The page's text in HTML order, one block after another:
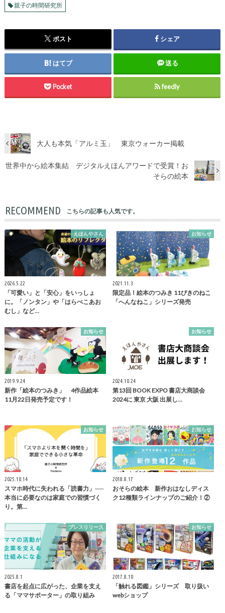
親子の時間研究所
ポスト シェア
はてブ 送る
Pocket feedly
大人も本気「アルミ玉」 東京ウォーカー掲載
世界中から絵本集結 デジタルえほんアワードで受賞！お
そらの絵本
RECOMMEND こちらの記事も人気です。
えほんやさん
2026.5.22
「可愛い」と「安心」をいっしょ
に。「ノンタン」や「はらぺこあお
むし」など…
お知らせ
2021.11.3
限定品！絵本のつみき 11ぴきのねこ
「へんなねこ」シリーズ発売
お知らせ
2019.9.24
新作「絵本のつみき」 4作品絵本
11月22日発売予定です！
お知らせ
2024.10.24
第13回 BOOK EXPO 書店大商談会
2024に 東京 大阪 出展し…
お知らせ
2025.10.14
スマホ時代に失われる「読書力」──
本当に必要なのは家庭での習慣づく
り。第…
お知らせ
2018.8.17
おそらの絵本 新作おはなしディス
ク12種類ラインナップのご紹介！②
プレスリリース
2025.8.1
書店を起点に広がった、企業を支え
る「ママサポーター」の取り組み
お知らせ
2017.8.10
「触れる図鑑」シリーズ 取り扱い
webショップ